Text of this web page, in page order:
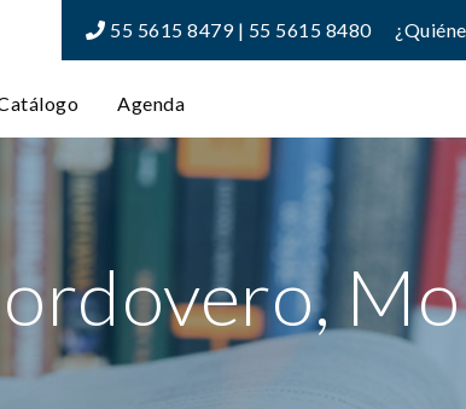
55 5615 8479 | 55 5615 8480
Agenda